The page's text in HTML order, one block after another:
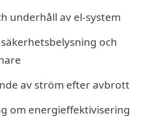
underhåll av el-system
och
av ström efter avbrott
om energieffektivisering